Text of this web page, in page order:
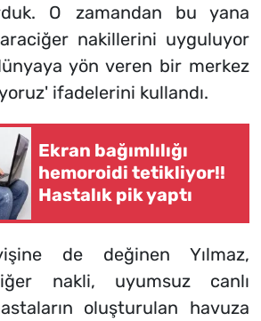
O zamandan bu yana
nakillerini uyguluyor
yön veren bir merkez
ifadelerini kullandı.
Ekran bağımlılığı
hemoroidi tetikliyor!!
Hastalık pik yaptı
de değinen Yılmaz,
nakli, uyumsuz canlı
oluşturulan havuza